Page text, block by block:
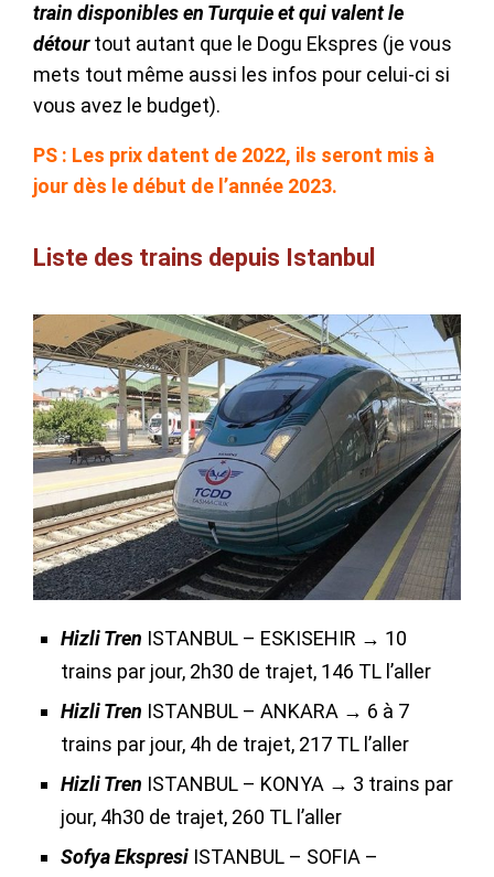
train disponibles en Turquie et qui valent le
détourtout autant que le Dogu Ekspres (je vous
mets tout même aussi les infos pour celui-ci si
vous avez le budget).
PS : Les prix datent de 2022, ils seront mis à
jour dès le début de l’année 2023.
Liste des trains depuis Istanbul
Hizli Tren ISTANBUL – ESKISEHIR → 10
trains par jour, 2h30 de trajet, 146 TL l’aller
Hizli Tren ISTANBUL – ANKARA → 6 à 7
trains par jour, 4h de trajet, 217 TL l’aller
Hizli Tren ISTANBUL – KONYA → 3 trains par
jour, 4h30 de trajet, 260 TL l’aller
Sofya Ekspresi ISTANBUL – SOFIA –